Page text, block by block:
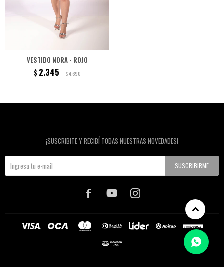
VESTIDO NORA - ROJO
$ 2.345 $4.690
¡SUSCRIBITE Y RECIBÍ TODAS NUESTRAS NOVEDADES!
SUSCRIBIRME
  